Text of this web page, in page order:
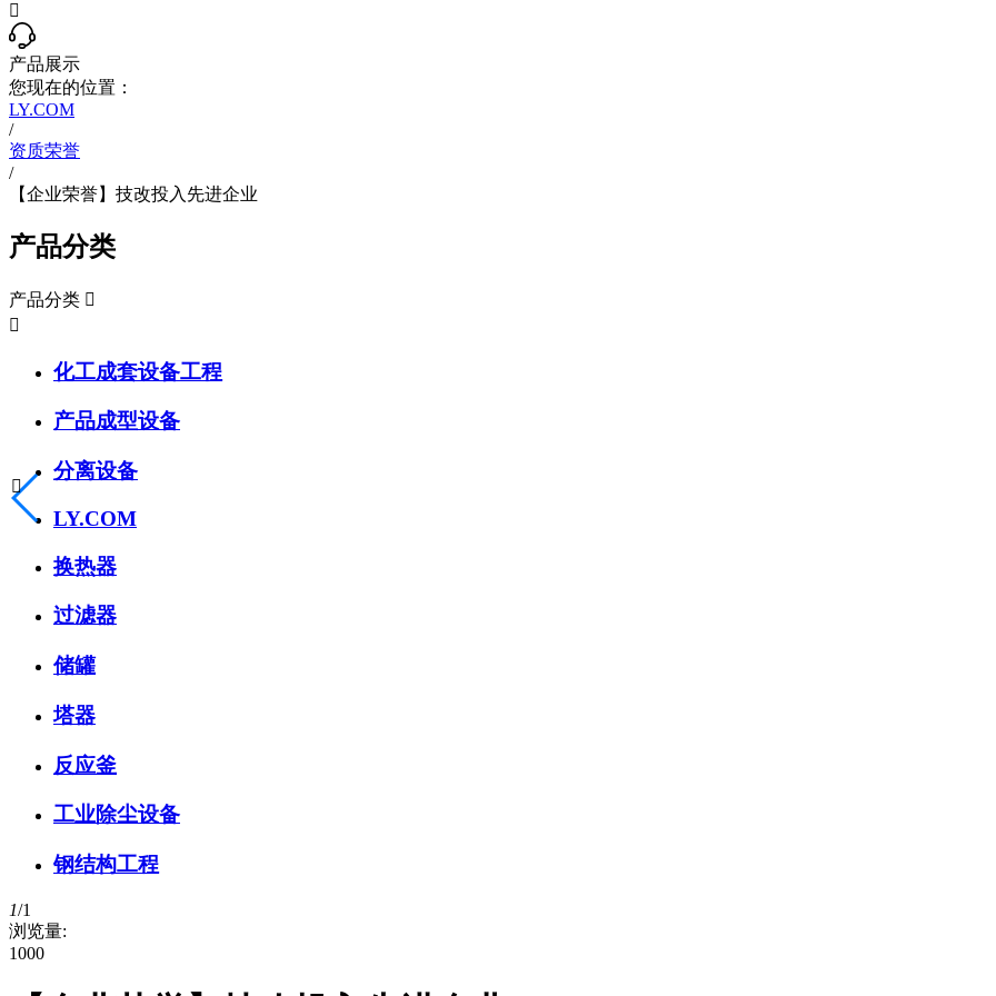

产品展示
您现在的位置：
LY.COM
/
资质荣誉
/
【企业荣誉】技改投入先进企业
产品分类
产品分类 

化工成套设备工程
产品成型设备
分离设备
LY.COM
换热器
过滤器
储罐
塔器
反应釜
工业除尘设备
钢结构工程
1/1
浏览量:
1000
